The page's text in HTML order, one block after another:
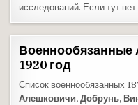
исследований. Если тут
Военнообязанные
1920 год
Список военнообязанных
Алешковичи, Добрунь,